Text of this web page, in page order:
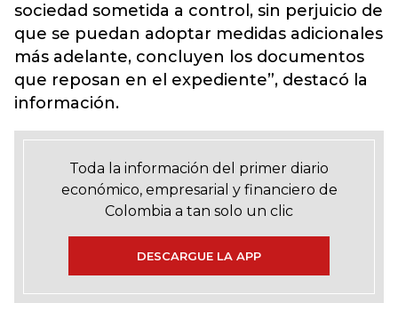
sociedad sometida a control, sin perjuicio de
que se puedan adoptar medidas adicionales
más adelante, concluyen los documentos
que reposan en el expediente”, destacó la
información.
Toda la información del primer diario
económico, empresarial y financiero de
Colombia a tan solo un clic
DESCARGUE LA APP